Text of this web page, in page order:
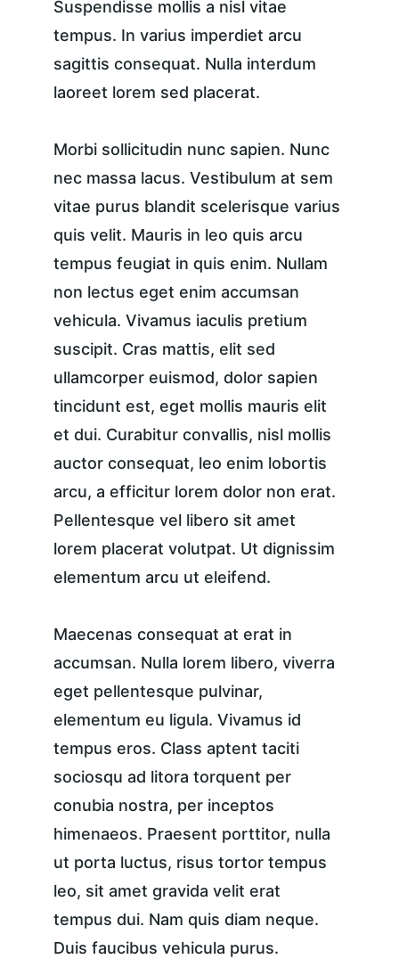
Suspendisse mollis a nisl vitae
tempus. In varius imperdiet arcu
sagittis consequat. Nulla interdum
laoreet lorem sed placerat.
Morbi sollicitudin nunc sapien. Nunc
nec massa lacus. Vestibulum at sem
vitae purus blandit scelerisque varius
quis velit. Mauris in leo quis arcu
tempus feugiat in quis enim. Nullam
non lectus eget enim accumsan
vehicula. Vivamus iaculis pretium
suscipit. Cras mattis, elit sed
ullamcorper euismod, dolor sapien
tincidunt est, eget mollis mauris elit
et dui. Curabitur convallis, nisl mollis
auctor consequat, leo enim lobortis
arcu, a efficitur lorem dolor non erat.
Pellentesque vel libero sit amet
lorem placerat volutpat. Ut dignissim
elementum arcu ut eleifend.
Maecenas consequat at erat in
accumsan. Nulla lorem libero, viverra
eget pellentesque pulvinar,
elementum eu ligula. Vivamus id
tempus eros. Class aptent taciti
sociosqu ad litora torquent per
conubia nostra, per inceptos
himenaeos. Praesent porttitor, nulla
ut porta luctus, risus tortor tempus
leo, sit amet gravida velit erat
tempus dui. Nam quis diam neque.
Duis faucibus vehicula purus.